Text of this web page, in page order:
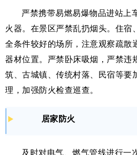
严禁携带易燃易爆物品进站上
火器。在景区严禁乱扔烟头。住宿
全条件较好的场所，注意观察疏散
器材位置。严禁卧床吸烟，严禁违
筑、古城镇、传统村落、民宿等要
理，加强防火检查巡查。
居家防火
及时对电气、燃气管线进行一